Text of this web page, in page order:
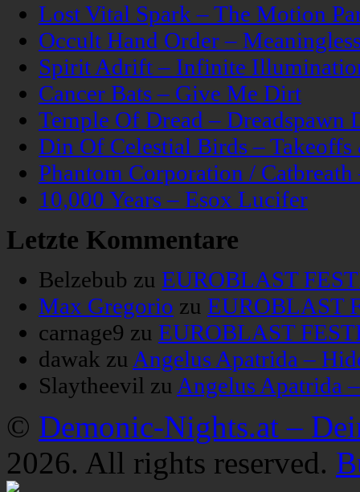
Lost Vital Spark – The Motion
Occult Hand Order –
Spirit Adrift – Infinite
Cancer Bats – Give Me Dirt
Temple Of Dread – Dreadspawn
Din Of Celestial Birds –
Phantom Corporation /
10,000 Years – Esox Lucifer
Letzte Kommentare
Belzebub zu EUROBLAST
Max Gregorio zu EUROBLAST
carnage9 zu EUROBLAST
dawak zu Angelus Apatrida –
Slaytheevil zu Angelus Apatrida
© Demonic-Nights.at –
2026. All rights reserved.